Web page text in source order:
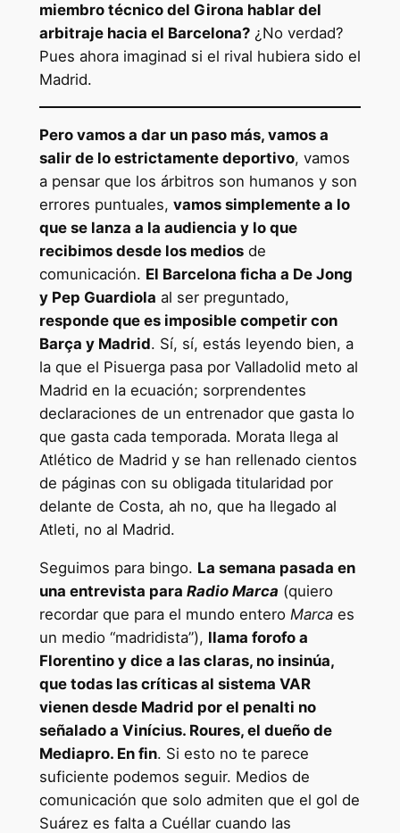
miembro técnico del Girona hablar del
arbitraje hacia el Barcelona?¿No verdad?
Pues ahora imaginad si el rival hubiera sido el
Madrid.
Pero vamos a dar un paso más, vamos a
salir de lo estrictamente deportivo, vamos
a pensar que los árbitros son humanos y son
errores puntuales, vamos simplemente a lo
que se lanza a la audiencia y lo que
recibimos desde los mediosde
comunicación. El Barcelona ficha a De Jong
y Pep Guardiola al ser preguntado,
responde que es imposible competir con
Barça y Madrid. Sí, sí, estás leyendo bien, a
la que el Pisuerga pasa por Valladolid meto al
Madrid en la ecuación; sorprendentes
declaraciones de un entrenador que gasta lo
que gasta cada temporada. Morata llega al
Atlético de Madrid y se han rellenado cientos
de páginas con su obligada titularidad por
delante de Costa, ah no, que ha llegado al
Atleti, no al Madrid.
Seguimos para bingo. La semana pasada en
una entrevista para Radio Marca (quiero
recordar que para el mundo entero Marca es
un medio “madridista”), llama forofo a
Florentino y dice a las claras, no insinúa,
que todas las críticas al sistema VAR
vienen desde Madrid por el penalti no
señalado a Vinícius. Roures, el dueño de
Mediapro. En fin. Si esto no te parece
suficiente podemos seguir. Medios de
comunicación que solo admiten que el gol de
Suárez es falta a Cuéllar cuando las